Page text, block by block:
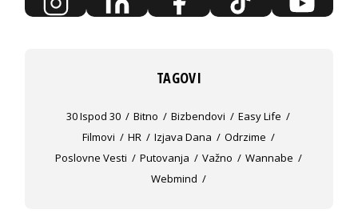
TAGOVI
30 Ispod 30 Bitno Bizbendovi
Easy Life
Filmovi
HR Izjava Dana
Odrzime
Poslovne Vesti
Putovanja Važno
Wannabe
Webmind